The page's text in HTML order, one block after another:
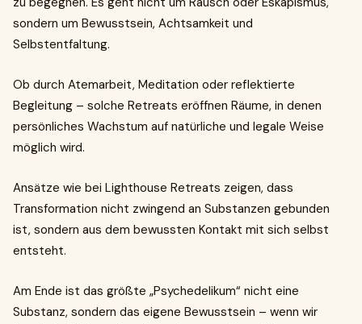
sondern um Bewusstsein, Achtsamkeit und
Selbstentfaltung.
Ob durch Atemarbeit, Meditation oder reflektierte
Begleitung – solche Retreats eröffnen Räume, in denen
persönliches Wachstum auf natürliche und legale Weise
möglich wird.
Ansätze wie bei Lighthouse Retreats zeigen, dass
Transformation nicht zwingend an Substanzen gebunden
ist, sondern aus dem bewussten Kontakt mit sich selbst
entsteht.
Am Ende ist das größte „Psychedelikum“ nicht eine
Substanz, sondern das eigene Bewusstsein – wenn wir